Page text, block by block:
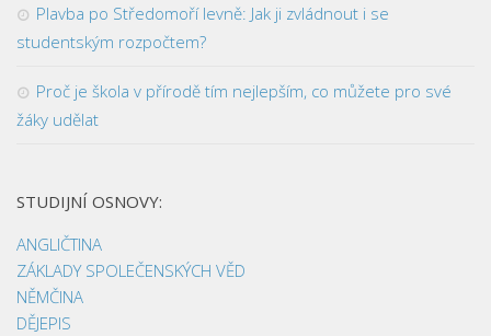
Plavba po Středomoří levně: Jak ji zvládnout i se
studentským rozpočtem?
Proč je škola v přírodě tím nejlepším, co můžete pro své
žáky udělat
STUDIJNÍ OSNOVY:
ANGLIČTINA
ZÁKLADY SPOLEČENSKÝCH VĚD
NĚMČINA
DĚJEPIS